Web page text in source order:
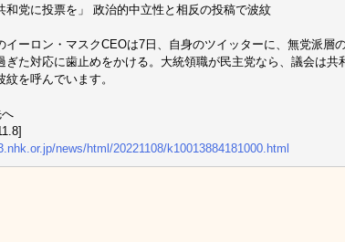
和党に投票を」 政治的中立性と相反の投稿で波紋
イーロン・マスクCEOは7日、自身のツイッターに、無党派層
ぎた対応に歯止めをかける。大統領職が民主党なら、議会は共
紋を呼んでいます。
news/html/20221108/k10013884181000.html